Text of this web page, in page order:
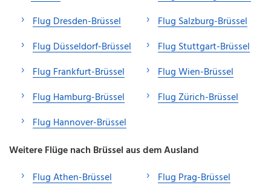
Flug Dresden-Brüssel
Flug Düsseldorf-Brüssel
Flug Frankfurt-Brüssel
Flug Hamburg-Brüssel
Flug Hannover-Brüssel
Flug Salzburg-Brüssel
Flug Stuttgart-Brüssel
Flug Wien-Brüssel
Flug Zürich-Brüssel
Weitere Flüge nach Brüssel aus dem Ausland
Flug Athen-Brüssel
Flug Prag-Brüssel